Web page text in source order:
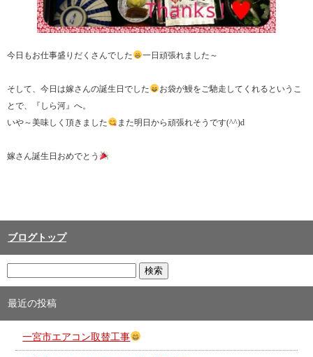
今日もお仕事盛りだくさんでした 一日頑張れました～
そして、今日は嫁さんの誕生日でした
お袋が鰻をご馳走してくれるというこ
とで、『しら河』へ。
いや～美味しく頂きました
また明日から頑張れそうです(^^)d
嫁さん誕生日おめでとう
ブログトップ
最近の投稿
一宮市エアコン取替工事